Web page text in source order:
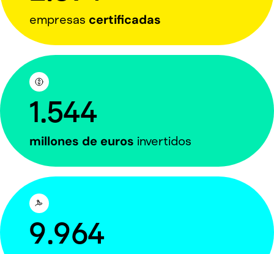
empresas certificadas
1.544
millones de euros invertidos
9.964